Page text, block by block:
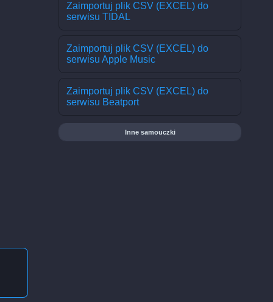
Zaimportuj plik CSV (EXCEL) do
serwisu TIDAL
Zaimportuj plik CSV (EXCEL) do
serwisu Apple Music
Zaimportuj plik CSV (EXCEL) do
serwisu Beatport
Inne samouczki